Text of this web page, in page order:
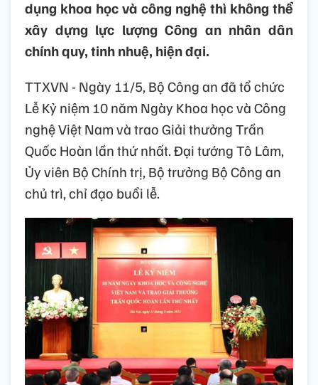
dụng khoa học và công nghệ thì không thể
xây dựng lực lượng Công an nhân dân
chính quy, tinh nhuệ, hiện đại.
TTXVN - Ngày 11/5, Bộ Công an đã tổ chức
Lễ Kỷ niệm 10 năm Ngày Khoa học và Công
nghệ Việt Nam và trao Giải thưởng Trần
Quốc Hoàn lần thứ nhất. Đại tướng Tô Lâm,
Ủy viên Bộ Chính trị, Bộ trưởng Bộ Công an
chủ trì, chỉ đạo buổi lễ.